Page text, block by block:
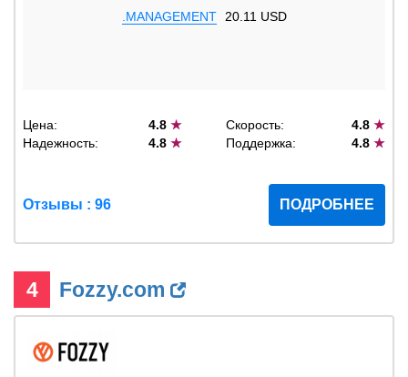
.MANAGEMENT 20.11 USD
Цена: 4.8★ Скорость: 4.8 ★
Надежность:
4.8★ Поддержка: 4.8 ★
Отзывы : 96 ПОДРОБНЕЕ
4 Fozzy.com